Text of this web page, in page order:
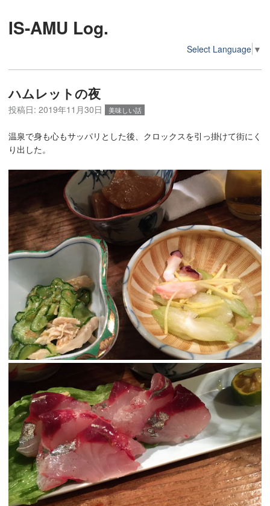
IS-AMU Log.
Select Language ▼
ハムレットの夜
投稿日: 2019年11月30日 美味しい話
温泉で身も心もサッパリとした後、クロックスを引っ掛けて街にく
り出した。